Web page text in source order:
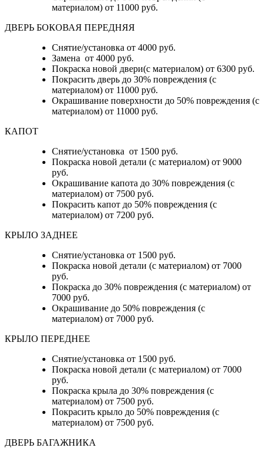
материалом) от 11000 руб.
ДВЕРЬ БОКОВАЯ ПЕРЕДНЯЯ
Снятие/установка от 4000 руб.
Замена от 4000 руб.
Покраска новой двери(с материалом) от 6300 руб.
Покрасить дверь до 30% повреждения (с
материалом) от 11000 руб.
Окрашивание поверхности до 50% повреждения (с
материалом) от 11000 руб.
КАПОТ
Снятие/установка от 1500 руб.
Покраска новой детали (с материалом) от 9000
руб.
Окрашивание капота до 30% повреждения (с
материалом) от 7500 руб.
Покрасить капот до 50% повреждения (с
материалом) от 7200 руб.
КРЫЛО ЗАДНЕЕ
Снятие/установка от 1500 руб.
Покраска новой детали (с материалом) от 7000
руб.
Покраска до 30% повреждения (с материалом) от
7000 руб.
Окрашивание до 50% повреждения (с
материалом) от 7000 руб.
КРЫЛО ПЕРЕДНЕЕ
Снятие/установка от 1500 руб.
Покраска новой детали (с материалом) от 7000
руб.
Покраска крыла до 30% повреждения (с
материалом) от 7500 руб.
Покрасить крыло до 50% повреждения (с
материалом) от 7500 руб.
ДВЕРЬ БАГАЖНИКА